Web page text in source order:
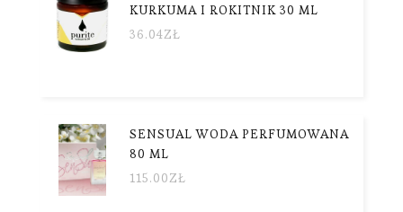
KURKUMA I ROKITNIK 30 ML
36.04ZŁ
SENSUAL WODA PERFUMOWANA
80 ML
115.00ZŁ